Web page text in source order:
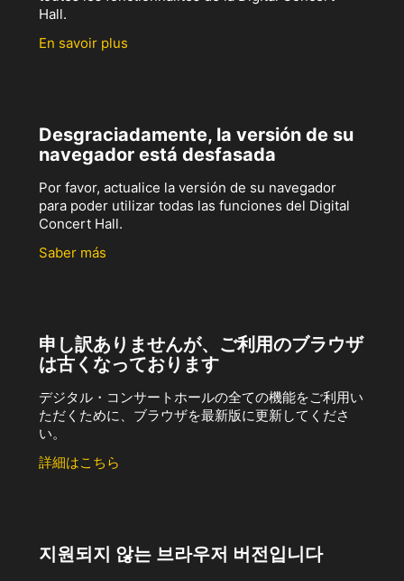
Hall.
En savoir plus
Desgraciadamente, la versión de su
navegador está desfasada
Por favor, actualice la versión de su navegador
para poder utilizar todas las funciones del Digital
Concert Hall.
Saber más
申し訳ありませんが、ご利用のブラウザ
は古くなっております
デジタル・コンサートホールの全ての機能をご利用い
ただくために、ブラウザを最新版に更新してくださ
い。
詳細はこちら
지원되지 않는 브라우저 버전입니다